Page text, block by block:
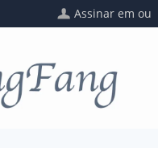
Assinar em ou